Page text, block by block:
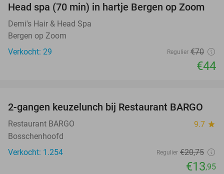
37%
Head spa (70 min) in hartje Bergen op Zoom
Demi's Hair & Head Spa
Bergen op Zoom
Verkocht: 29
Regulier €70
€44
33%
2-gangen keuzelunch bij Restaurant BARGO
Restaurant BARGO 9.7 star
Bosschenhoofd
Verkocht: 1.254
Regulier €20,75
€13,95